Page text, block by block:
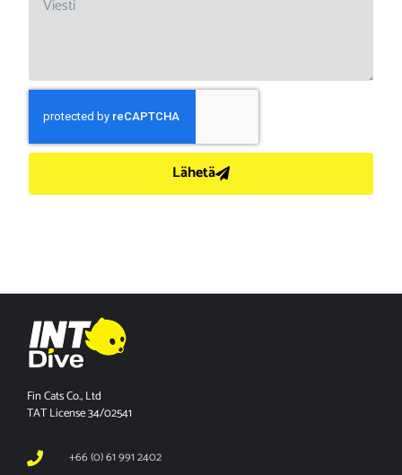
Lähetä
Fin Cats Co., Ltd
TAT License 34/02541
+66 (0) 61 991 2402